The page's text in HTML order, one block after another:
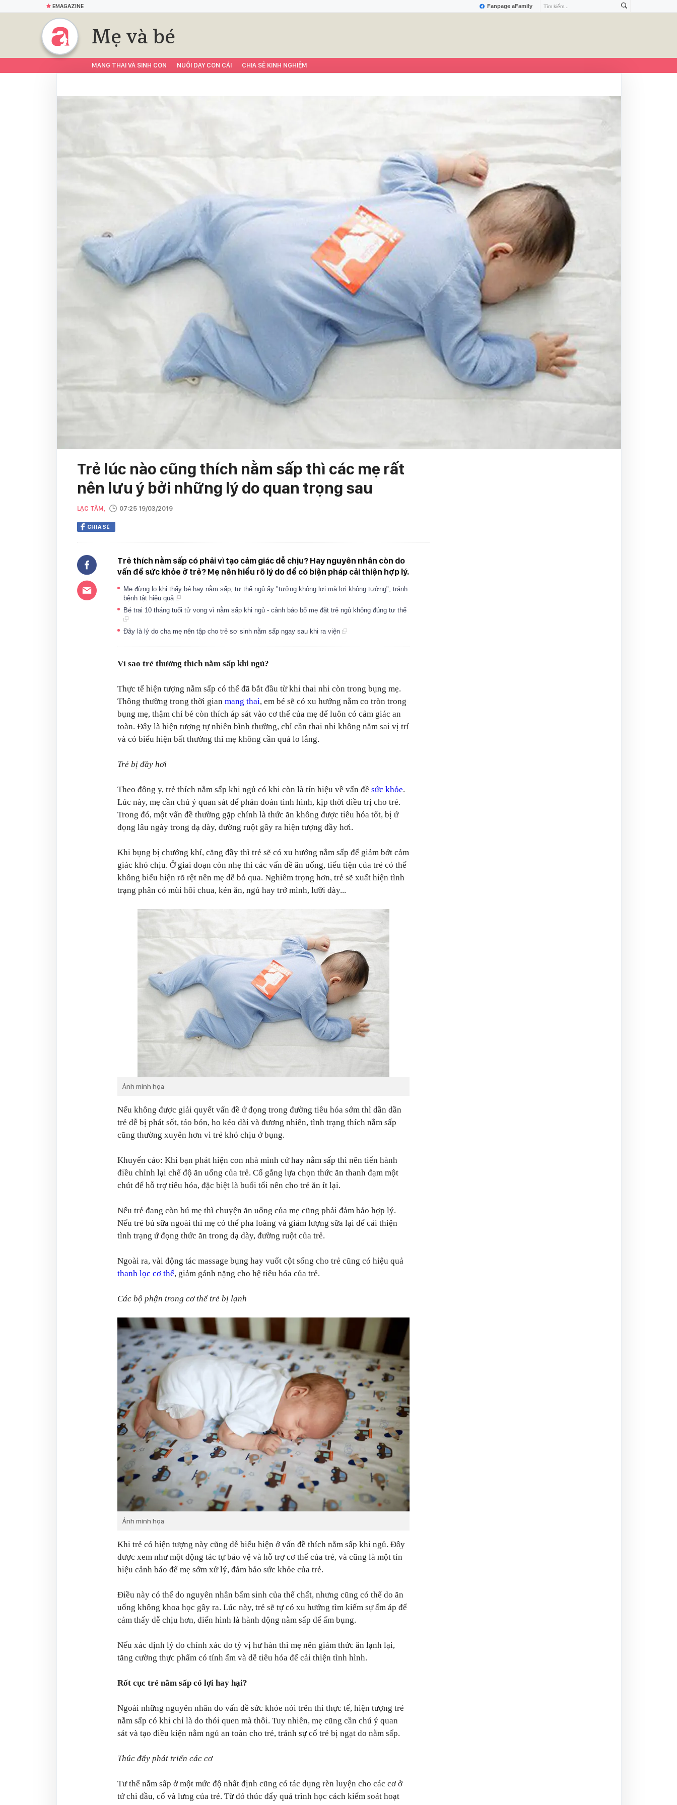
Fanpage aFamily
EMAGAZINE
Mẹ và bé
MANG THAI VÀ SINH CON NUÔI DẠY CON CÁI CHIA SẺ KINH NGHIỆM
Trẻ lúc nào cũng thích nằm sấp thì các mẹ rất
nên lưu ý bởi những lý do quan trọng sau
LẠC TÂM, 07:25 19/03/2019
CHIA SẺ
Trẻ thích nằm sấp có phải vì tạo cảm giác dễ chịu? Hay nguyên nhân còn do
vấn đề sức khỏe ở trẻ? Mẹ nên hiểu rõ lý do để có biện pháp cải thiện hợp lý.
Mẹ đừng lo khi thấy bé hay nằm sấp, tư thế ngủ ấy "tưởng không lợi mà lợi không tưởng", tránh
bệnh tật hiệu quả
Bé trai 10 tháng tuổi tử vong vì nằm sấp khi ngủ - cảnh báo bố mẹ đặt trẻ ngủ không đúng tư thế
Đây là lý do cha mẹ nên tập cho trẻ sơ sinh nằm sấp ngay sau khi ra viện
Vì sao trẻ thường thích nằm sấp khi ngủ?
Thực tế hiện tượng nằm sấp có thể đã bắt đầu từ khi thai nhi còn trong bụng mẹ.
Thông thường trong thời gian mang thai, em bé sẽ có xu hướng nằm co tròn trong
bụng mẹ, thậm chí bé còn thích áp sát vào cơ thể của mẹ để luôn có cảm giác an
toàn. Đây là hiện tượng tự nhiên bình thường, chỉ cần thai nhi không nằm sai vị trí
và có biểu hiện bất thường thì mẹ không cần quá lo lắng.
Trẻ bị đầy hơi
Theo đông y, trẻ thích nằm sấp khi ngủ có khi còn là tín hiệu về vấn đề sức khỏe.
Lúc này, mẹ cần chú ý quan sát để phán đoán tình hình, kịp thời điều trị cho trẻ.
Trong đó, một vấn đề thường gặp chính là thức ăn không được tiêu hóa tốt, bị ứ
đọng lâu ngày trong dạ dày, đường ruột gây ra hiện tượng đầy hơi.
Khi bụng bị chướng khí, căng đầy thì trẻ sẽ có xu hướng nằm sấp để giảm bớt cảm
giác khó chịu. Ở giai đoạn còn nhẹ thì các vấn đề ăn uống, tiểu tiện của trẻ có thể
không biểu hiện rõ rệt nên mẹ dễ bỏ qua. Nghiêm trọng hơn, trẻ sẽ xuất hiện tình
trạng phân có mùi hôi chua, kén ăn, ngủ hay trở mình, lưỡi dày...
Ảnh minh họa
Nếu không được giải quyết vấn đề ứ đọng trong đường tiêu hóa sớm thì dần dần
trẻ dễ bị phát sốt, táo bón, ho kéo dài và đương nhiên, tình trạng thích nằm sấp
cũng thường xuyên hơn vì trẻ khó chịu ở bụng.
Khuyến cáo: Khi bạn phát hiện con nhà mình cứ hay nằm sấp thì nên tiến hành
điều chỉnh lại chế độ ăn uống của trẻ. Cố gắng lựa chọn thức ăn thanh đạm một
chút để hỗ trợ tiêu hóa, đặc biệt là buổi tối nên cho trẻ ăn ít lại.
Nếu trẻ đang còn bú mẹ thì chuyện ăn uống của mẹ cũng phải đảm bảo hợp lý.
Nếu trẻ bú sữa ngoài thì mẹ có thể pha loãng và giảm lượng sữa lại để cải thiện
tình trạng ứ đọng thức ăn trong dạ dày, đường ruột của trẻ.
Ngoài ra, vài động tác massage bụng hay vuốt cột sống cho trẻ cũng có hiệu quả
thanh lọc cơ thể, giảm gánh nặng cho hệ tiêu hóa của trẻ.
Các bộ phận trong cơ thể trẻ bị lạnh
Ảnh minh họa
Khi trẻ có hiện tượng này cũng dễ biểu hiện ở vấn đề thích nằm sấp khi ngủ. Đây
được xem như một động tác tự bảo vệ và hỗ trợ cơ thể của trẻ, và cũng là một tín
hiệu cảnh báo để mẹ sớm xử lý, đảm bảo sức khỏe của trẻ.
Điều này có thể do nguyên nhân bẩm sinh của thể chất, nhưng cũng có thể do ăn
uống không khoa học gây ra. Lúc này, trẻ sẽ tự có xu hướng tìm kiếm sự ấm áp để
cảm thấy dễ chịu hơn, điển hình là hành động nằm sấp để ấm bụng.
Nếu xác định lý do chính xác do tỳ vị hư hàn thì mẹ nên giảm thức ăn lạnh lại,
tăng cường thực phẩm có tính ấm và dễ tiêu hóa để cải thiện tình hình.
Rốt cục trẻ nằm sấp có lợi hay hại?
Ngoài những nguyên nhân do vấn đề sức khỏe nói trên thì thực tế, hiện tượng trẻ
nằm sấp có khi chỉ là do thói quen mà thôi. Tuy nhiên, mẹ cũng cần chú ý quan
sát và tạo điều kiện nằm ngủ an toàn cho trẻ, tránh sự cố trẻ bị ngạt do nằm sấp.
Thúc đẩy phát triển các cơ
Tư thế nằm sấp ở một mức độ nhất định cũng có tác dụng rèn luyện cho các cơ ở
tứ chi đầu, cổ và lưng của trẻ. Từ đó thúc đẩy quá trình học cách kiểm soát hoạt